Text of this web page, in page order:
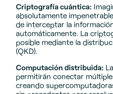
Criptografía cuántica:
absolutamente
de interceptar la
automáticamente. La
posible mediante la
(QKD).
Computación distribuida:
permitirán conectar
creando